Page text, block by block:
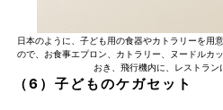
日本のように、子ども用の食器やカトラリーを用
ので、お食事エプロン、カトラリー、ヌードルカ
おき、飛行機内に、レストラン
（6）子どものケガセット